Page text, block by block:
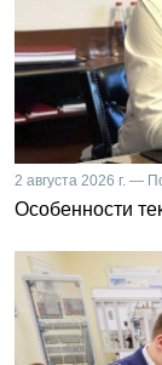
2 августа 2026 г. —
Особенности